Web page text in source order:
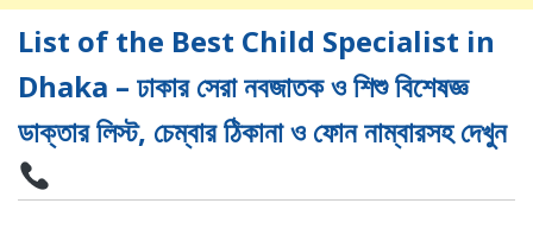
List of the Best Child Specialist in
Dhaka – ঢাকার সেরা নবজাতক ও শিশু বিশেষজ্ঞ
ডাক্তার লিস্ট, চেম্বার ঠিকানা ও ফোন নাম্বারসহ দেখুন